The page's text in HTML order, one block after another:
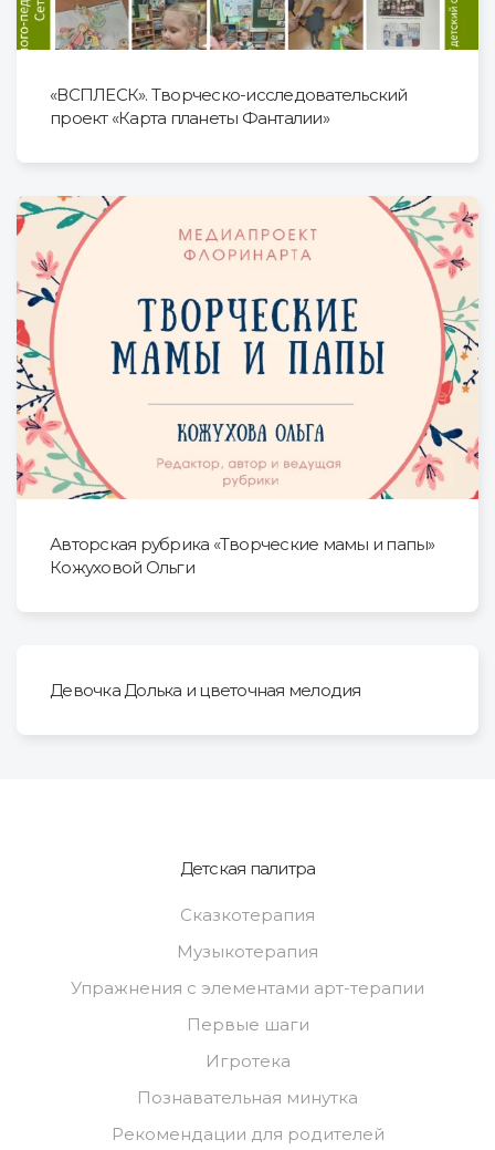
«ВСПЛЕСК». Творческо-исследовательский
проект «Карта планеты Фанталии»
Авторская рубрика «Творческие мамы и папы»
Кожуховой Ольги
Девочка Долька и цветочная мелодия
Детская палитра
Сказкотерапия
Музыкотерапия
Упражнения с элементами арт-терапии
Первые шаги
Игротека
Познавательная минутка
Рекомендации для родителей